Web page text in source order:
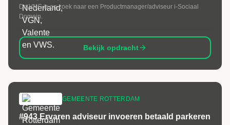
De VNG is op zoek naar een Productmanager/adviseur i-Sociaal
Domein.
Bekijk opdracht
GEMEENTE ROTTERDAM
#943 Ervaren adviseur invoeren betaald parkeren